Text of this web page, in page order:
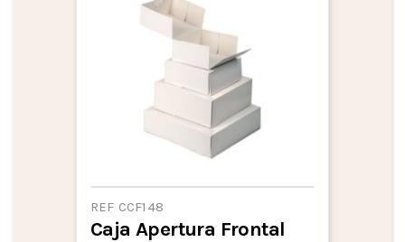
REF CCF148
Caja Apertura Frontal